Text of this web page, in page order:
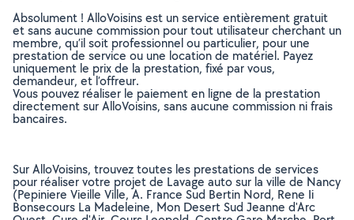
Absolument ! AlloVoisins est un service entièrement gratuit
et sans aucune commission pour tout utilisateur cherchant un
membre, qu’il soit professionnel ou particulier, pour une
prestation de service ou une location de matériel. Payez
uniquement le prix de la prestation, fixé par vous,
demandeur, et l’offreur.
Vous pouvez réaliser le paiement en ligne de la prestation
directement sur AlloVoisins, sans aucune commission ni frais
bancaires.
Sur AlloVoisins, trouvez toutes les prestations de services
pour réaliser votre projet de Lavage auto sur la ville de Nancy
(Pepiniere Vieille Ville, A. France Sud Bertin Nord, Rene Ii
Bonsecours La Madeleine, Mon Desert Sud Jeanne d'Arc